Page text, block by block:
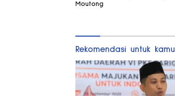
Moutong
Rekomendasi untuk kamu